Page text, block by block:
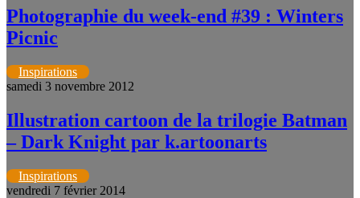
Photographie du week-end #39 : Winters
Picnic
Inspirations
samedi 3 novembre 2012
Illustration cartoon de la trilogie Batman
– Dark Knight par k.artoonarts
Inspirations
vendredi 7 février 2014